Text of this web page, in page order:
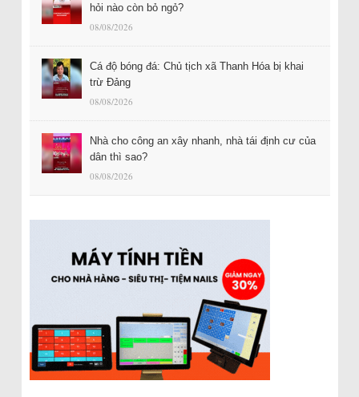
hỏi nào còn bỏ ngỏ?
08/08/2026
Cá độ bóng đá: Chủ tịch xã Thanh Hóa bị khai
trừ Đảng
08/08/2026
Nhà cho công an xây nhanh, nhà tái định cư của
dân thì sao?
08/08/2026